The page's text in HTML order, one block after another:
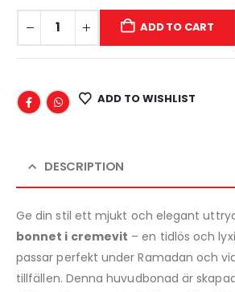
ADD TO CART
ADD TO WISHLIST
DESCRIPTION
Ge din stil ett mjukt och elegant
bonnet i cremevit – en tidlös och
passar perfekt under Ramadan och
tillfällen. Denna huvudbonad är